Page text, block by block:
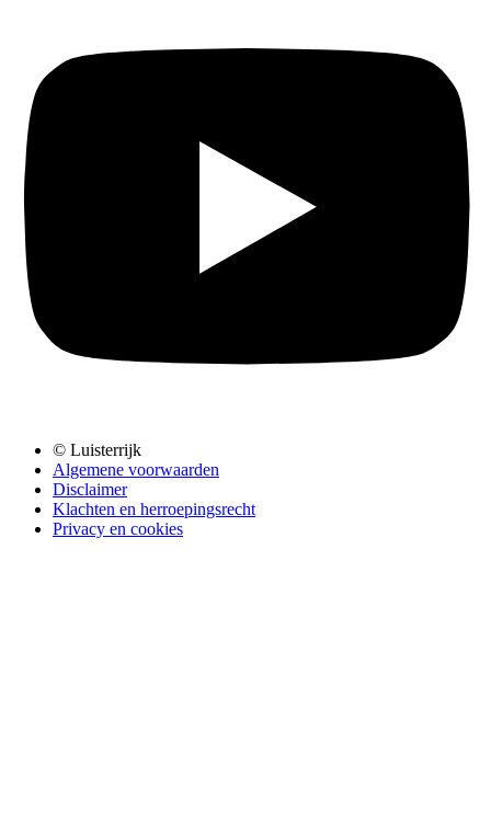
© Luisterrijk
Algemene voorwaarden
Disclaimer
Klachten en herroepingsrecht
Privacy en cookies